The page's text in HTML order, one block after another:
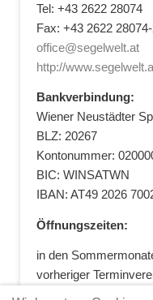
Tel: +43 2622 28074
Fax: +43 2622
office@segelwelt.at
http://
Bankverbindung:
Wiener Neustädter
BLZ: 20267
Kontonummer:
BIC: WINSATWN
IBAN: AT49 2026
Öffnungszeiten:
in den
vorheriger
+43 664 5881412